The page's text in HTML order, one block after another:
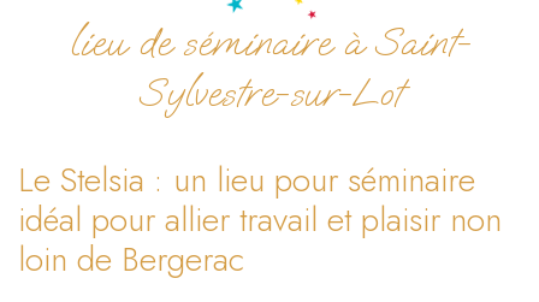
lieu de séminaire à Saint-
Sylvestre-sur-Lot
Le Stelsia : un lieu pour séminaire
idéal pour allier travail et plaisir non
loin de Bergerac